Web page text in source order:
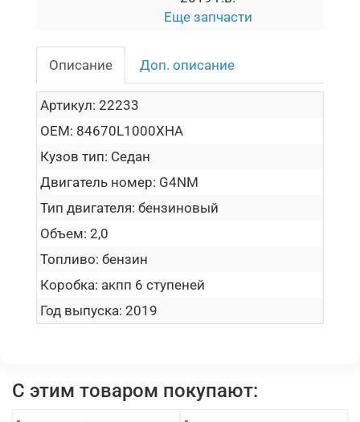
Еще запчасти
Описание Доп. описание
Артикул: 22233
OEM: 84670L1000XHA
Кузов тип: Седан
Двигатель номер: G4NM
Тип двигателя: бензиновый
Объем: 2,0
Топливо: бензин
Коробка: акпп 6 ступеней
Год выпуска: 2019
С этим товаром покупают: